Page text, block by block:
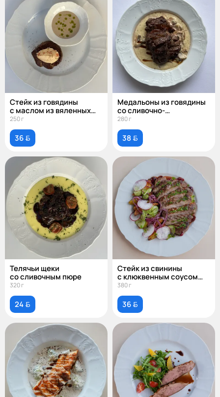
Стейк из говядины
с маслом из вяленных
томатов и перечным
соусом
250 г
36 
Медальоны из говядины
со сливочно-
трюфельным соусом
280 г
38 
Телячьи щеки
со сливочным пюре
320 г
24 
Стейк из свинины
с клюквенным соусом
и картофелем
380 г
36 